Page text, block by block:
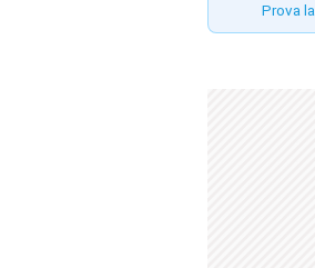
Prova la